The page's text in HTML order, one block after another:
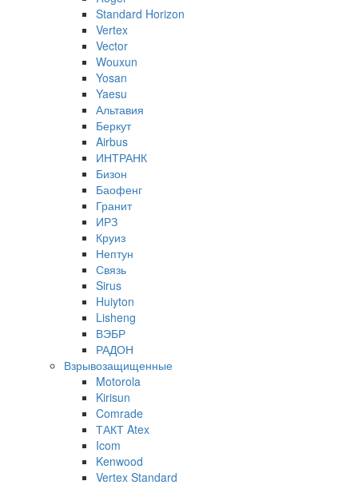
Standard Horizon
Vertex
Vector
Wouxun
Yosan
Yaesu
Альтавия
Беркут
Airbus
ИНТРАНК
Бизон
Баофенг
Гранит
ИРЗ
Круиз
Нептун
Связь
Sirus
Huiyton
Lisheng
ВЭБР
РАДОН
Взрывозащищенные
Motorola
Kirisun
Comrade
ТАКТ Atex
Icom
Kenwood
Vertex Standard